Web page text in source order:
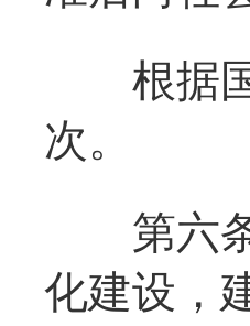
根据国
次。
第六
化建设，